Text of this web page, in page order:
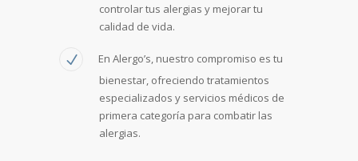
controlar tus alergias y mejorar tu
calidad de vida.
En Alergo’s, nuestro compromiso es tu
bienestar, ofreciendo tratamientos
especializados y servicios médicos de
primera categoría para combatir las
alergias.